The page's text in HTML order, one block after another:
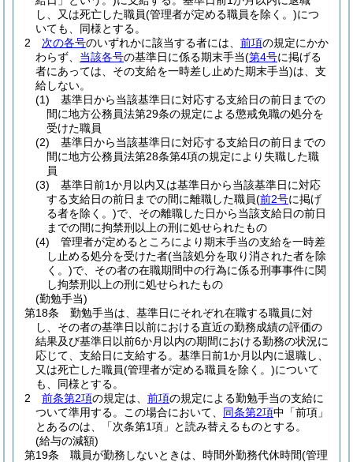
し、又は死亡した職員(管理者が定める職員を除く。)につ
いても、同様とする。
2
次の各号のいずれかに該当する者には、 前項の規定にかか
わらず、 当該各号の基準日に係る期末手当(第4号に掲げる
者にあっては、その支給を一時差し止めた期末手当)は、支
給しない。
(1)
基準日から当該基準日に対応する支給日の前日までの
間に地方公務員法第29条の規定による懲戒免職の処分を
受けた職員
(2)
基準日から当該基準日に対応する支給日の前日までの
間に地方公務員法第28条第4項の規定により失職した職
員
(3)
基準日前1か月以内又は基準日から当該基準日に対応
する支給日の前日までの間に離職した職員(前2号に掲げ
る者を除く。)で、その離職した日から当該支給日の前日
までの間に拘禁刑以上の刑に処せられたもの
(4)
管理者が定めるところにより期末手当の支給を一時差
し止める処分を受けた者(当該処分を取り消された者を除
く。)で、その者の在職期間中の行為に係る刑事事件に関
し拘禁刑以上の刑に処せられたもの
(勤勉手当)
第18条
勤勉手当は、基準日にそれぞれ在職する職員に対
し、その者の基準日以前における直近の勤務成績の評価の
結果及び基準日以前6か月以内の期間における勤務の状況に
応じて、支給日に支給する。 基準日前1か月以内に退職し、
又は死亡した職員(管理者が定める職員を除く。)について
も、同様とする。
2
前条第2項の規定は、 前項の規定による勤勉手当の支給に
ついて準用する。
この場合において、 同条第2項中「前項」
とあるのは、「次条第1項」と読み替えるものとする。
(給与の減額)
第19条
職員が勤務しないときは、時間外勤務代休時間(管理